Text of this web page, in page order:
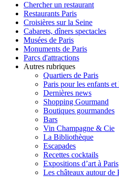
Chercher un restaurant
Restaurants Paris
Croisières sur la Seine
Cabarets, dîners spectacles
Musées de Paris
Monuments de Paris
Parcs d'attractions
Autres rubriques
Quartiers de Paris
Paris pour les enfants et
Dernières news
Shopping Gourmand
Boutiques gourmandes
Bars
Vin Champagne & Cie
La Bibliothèque
Escapades
Recettes cocktails
Expositions d’art à Paris
Les châteaux autour de